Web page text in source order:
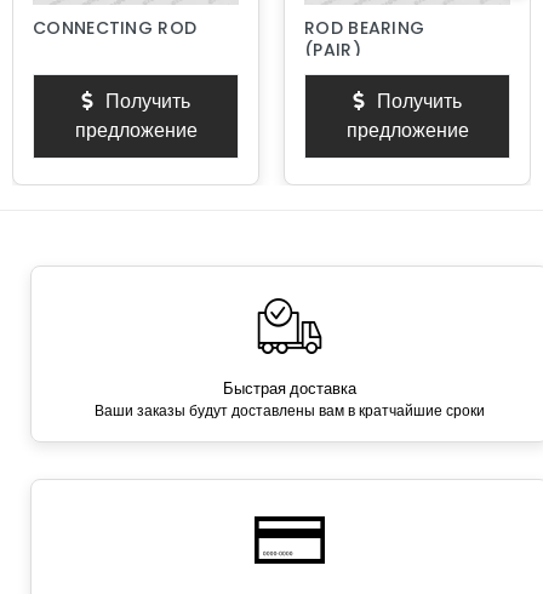
CONNECTING ROD
Получить
предложение
ROD BEARING
(PAIR)
Получить
предложение
Быстрая доставка
Ваши заказы будут доставлены вам в кратчайшие сроки